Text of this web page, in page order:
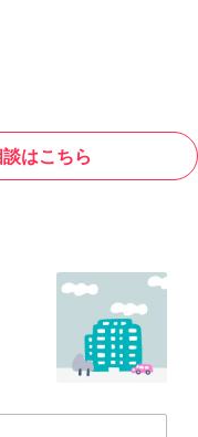
はこちら